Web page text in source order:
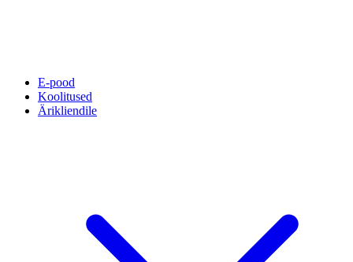
E-pood
Koolitused
Ärikliendile